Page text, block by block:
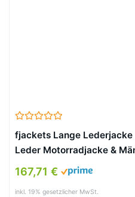
fjackets Lange Lederjacke
Leder Motorradjacke &
Brown, L
167,71 €
inkl. 19% gesetzlicher MwSt.